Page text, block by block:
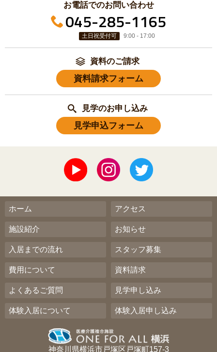
お電話でのお問い合わせ
045-285-1165
土日祝受付可 9:00 - 17:00
資料のご請求
資料請求フォーム
見学のお申し込み
見学申込フォーム
ホーム
施設紹介
入居までの流れ
費用について
よくあるご質問
体験入居について
アクセス
お知らせ
スタッフ募集
資料請求
見学申し込み
体験入居申し込み
神奈川県横浜市戸塚区戸塚町157-3